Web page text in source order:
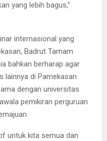
yang lebih bagus,”
internasional yang
Badrut Tamam
bahkan berharap agar
lainnya di Pamekasan
dengan universitas
pemikiran perguruan
untuk kita semua dan